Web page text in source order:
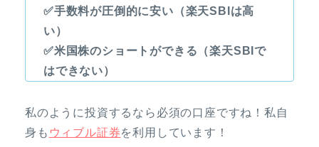
✅手数料が圧倒的に安い（楽天SBIは高
い）
✅米国株のショートができる（楽天SBIで
はできない）
私のように投資するなら必須の口座ですね！私自
身も ウィブル証券を利用しています！